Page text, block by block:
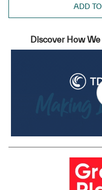
ADD
Discover How